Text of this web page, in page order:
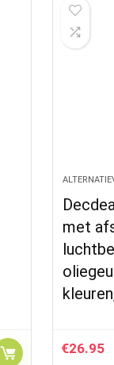
met
€26.95